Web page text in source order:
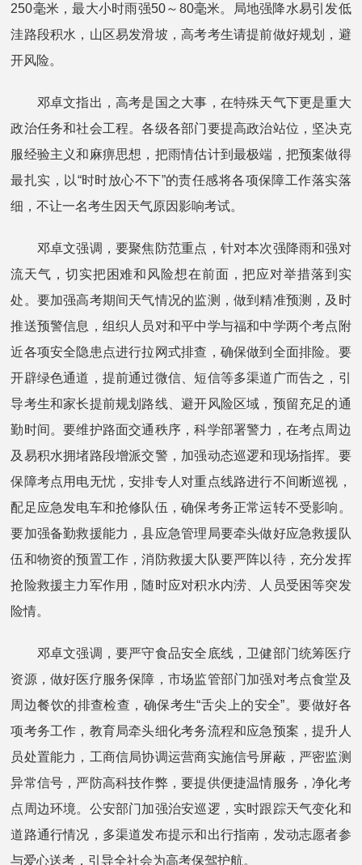
250毫米，最大小时雨强50～80毫米。局地强降水易引发低
洼路段积水，山区易发滑坡，高考考生请提前做好规划，避
开风险。
邓卓文指出，高考是国之大事，在特殊天气下更是重大
政治任务和社会工程。各级各部门要提高政治站位，坚决克
服经验主义和麻痹思想，把雨情估计到最极端，把预案做得
最扎实，以“时时放心不下”的责任感将各项保障工作落实落
细，不让一名考生因天气原因影响考试。
邓卓文强调，要聚焦防范重点，针对本次强降雨和强对
流天气，切实把困难和风险想在前面，把应对举措落到实
处。要加强高考期间天气情况的监测，做到精准预测，及时
推送预警信息，组织人员对和平中学与福和中学两个考点附
近各项安全隐患点进行拉网式排查，确保做到全面排险。要
开辟绿色通道，提前通过微信、短信等多渠道广而告之，引
导考生和家长提前规划路线、避开风险区域，预留充足的通
勤时间。要维护路面交通秩序，科学部署警力，在考点周边
及易积水拥堵路段增派交警，加强动态巡逻和现场指挥。要
保障考点用电无忧，安排专人对重点线路进行不间断巡视，
配足应急发电车和抢修队伍，确保考务正常运转不受影响。
要加强备勤救援能力，县应急管理局要牵头做好应急救援队
伍和物资的预置工作，消防救援大队要严阵以待，充分发挥
抢险救援主力军作用，随时应对积水内涝、人员受困等突发
险情。
邓卓文强调，要严守食品安全底线，卫健部门统筹医疗
资源，做好医疗服务保障，市场监管部门加强对考点食堂及
周边餐饮的排查检查，确保考生“舌尖上的安全”。要做好各
项考务工作，教育局牵头细化考务流程和应急预案，提升人
员处置能力，工商信局协调运营商实施信号屏蔽，严密监测
异常信号，严防高科技作弊，要提供便捷温情服务，净化考
点周边环境。公安部门加强治安巡逻，实时跟踪天气变化和
道路通行情况，多渠道发布提示和出行指南，发动志愿者参
与爱心送考，引导全社会为高考保驾护航。